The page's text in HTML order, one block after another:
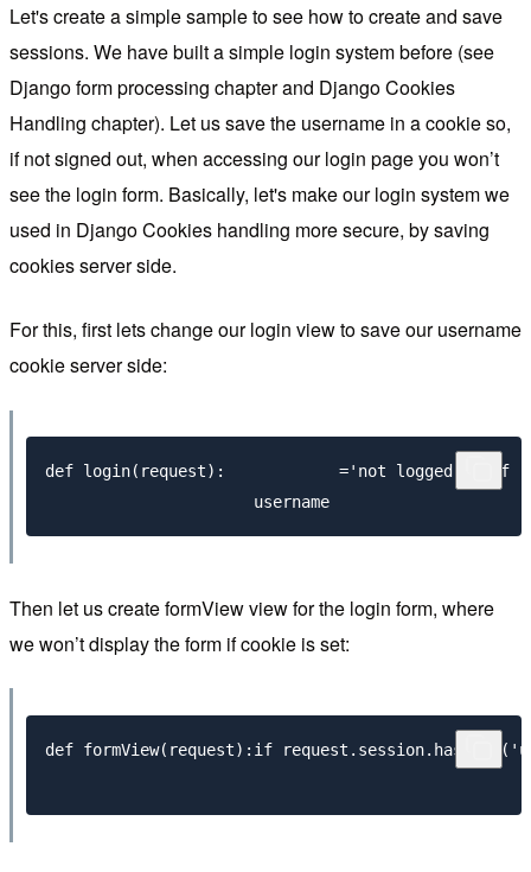
Let's create a simple sample to see how to create and save
sessions. We have built a simple login system before (see
Django form processing chapter and Django Cookies
Handling chapter). Let us save the username in a cookie so,
if not signed out, when accessing our login page you won’t
see the login form. Basically, let's make our login system we
used in Django Cookies handling more secure, by saving
cookies server side.
For this, first lets change our login view to save our username
cookie server side:
def login( request):
   username
='not logged in' if
Then let us create formView view for the login form, where
we won’t display the form if cookie is set:
def formView( request): if request . session. has_key (